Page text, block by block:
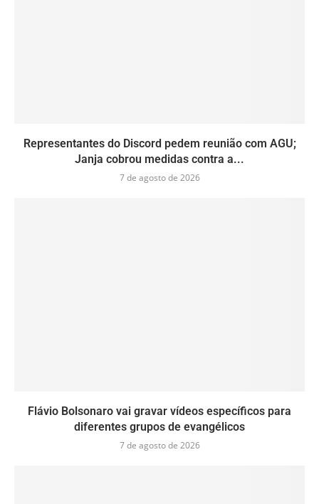
Representantes do Discord pedem reunião com AGU;
Janja cobrou medidas contra a...
7 de agosto de 2026
Flávio Bolsonaro vai gravar vídeos específicos para
diferentes grupos de evangélicos
7 de agosto de 2026